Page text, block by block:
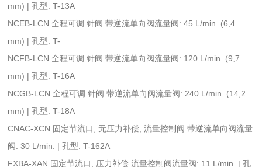
mm) | 孔型: T-13A
NCEB-LCN 全程可调 针阀 带逆流单向阀流量阀: 45 L/min. (6,4
mm) | 孔型: T-
NCFB-LCN 全程可调 针阀 带逆流单向阀流量阀: 120 L/min. (9,7
mm) | 孔型: T-16A
NCGB-LCN 全程可调 针阀 带逆流单向阀流量阀: 240 L/min. (14,2
mm) | 孔型: T-18A
CNAC-XCN 固定节流口, 无压力补偿, 流量控制阀 带逆流单向阀流量
阀: 30 L/min. | 孔型: T-162A
FXBA-XAN 固定节流口, 压力补偿 流量控制阀流量阀: 11 L/min. | 孔